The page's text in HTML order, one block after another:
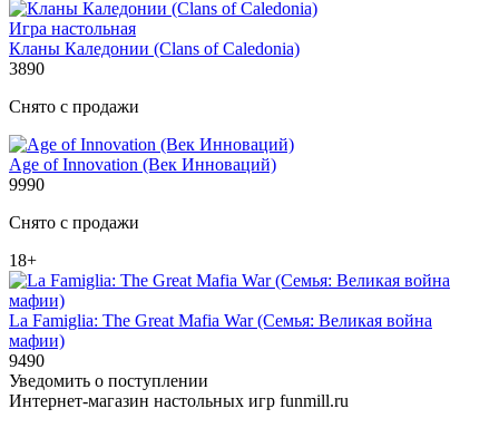
Игра настольная
Кланы Каледонии (Clans of Caledonia)
3890
Снято с продажи
Age of Innovation (Век Инноваций)
9990
Снято с продажи
18+
La Famiglia: The Great Mafia War (Семья: Великая война
мафии)
9490
Уведомить о поступлении
Интернет-магазин настольных игр funmill.ru